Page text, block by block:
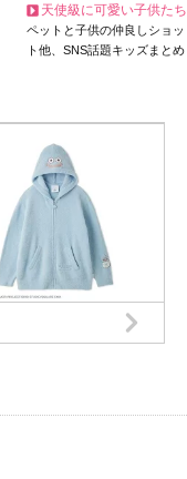
天使級に可愛い子供たち
ペットと子供の仲良しショッ
ト他、SNS話題キッズまとめ